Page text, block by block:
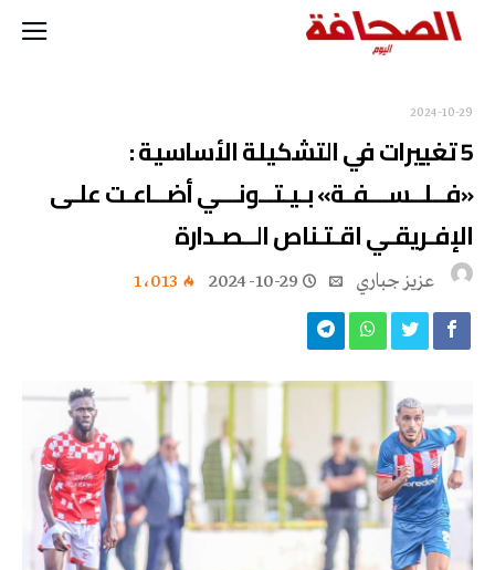
2024-10-29
5 تغييرات في التشكيلة الأساسية :
«فــلــســـفـة» بـيـتــونـــي أضــاعـت علـى
الإفـريقـي اقـتـناص الــصـدارة
عزيز جباري 2024-10-29 1٬013